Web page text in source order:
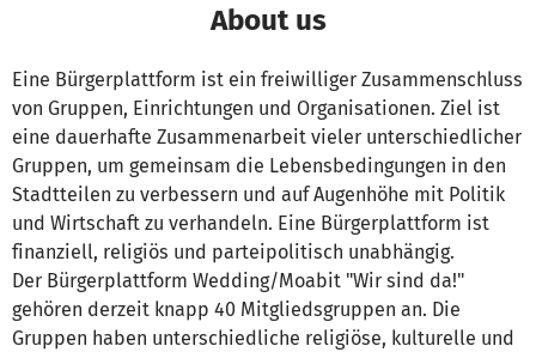
About us
Eine Bürgerplattform ist ein freiwilliger Zusammenschluss
von Gruppen, Einrichtungen und Organisationen. Ziel ist
eine dauerhafte Zusammenarbeit vieler unterschiedlicher
Gruppen, um gemeinsam die Lebensbedingungen in den
Stadtteilen zu verbessern und auf Augenhöhe mit Politik
und Wirtschaft zu verhandeln. Eine Bürgerplattform ist
finanziell, religiös und parteipolitisch unabhängig.
Der Bürgerplattform Wedding/Moabit "Wir sind da!"
gehören derzeit knapp 40 Mitgliedsgruppen an. Die
Gruppen haben unterschiedliche religiöse, kulturelle und